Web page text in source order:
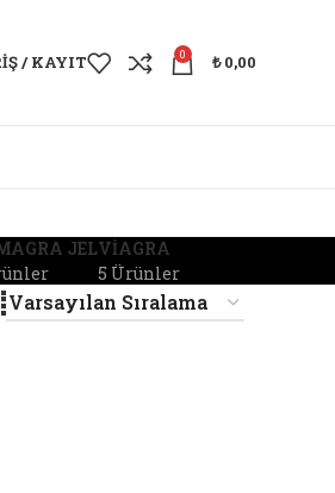
/ KAYIT 0 ₺0,00
JELVIAGRA
5 Ürünler